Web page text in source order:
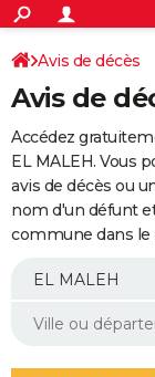
ACTUALITÉS
Politique
Société
Faits Divers
Education
Monde
Villes
+
SPORT
Coupe du monde
Football
Tennis
Cyclisme
Rugby
Forum
Programme TV
TNT
Streaming
Cinéma
Sorties cinéma
Musique
+
FINANCE
Retraite
Epargne
Immobilier
Risques naturels
Banque
Assurance
AUTO
Essais
Réserver un essai
Citadines
Berlines
SUV
Forum auto
+
Mobiles
Meilleur smartphone
Internet
Ordinateurs
Jeux vidéo
Guide high-tech
Aménagement
Avis de décès
Avis de
Accédez
EL MALEH. Vous
avis de décès ou
nom d'un défunt
commune dans le